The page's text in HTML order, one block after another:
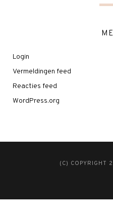
Login
Vermeldingen feed
Reacties feed
WordPress.org
(C) COPYRIGHT